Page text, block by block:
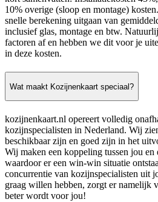
10% overige (sloop en montage)
snelle berekening uitgaan van
inclusief glas, montage en btw.
factoren af en hebben we dit voor je
in deze kosten.
Wat maakt Kozijnenkaart speciaal?
kozijnenkaart.nl opereert volledig
kozijnspecialisten in Nederland. Wij
beschikbaar zijn en goed zijn in het
Wij maken een koppeling tussen jou en
waardoor er een win-win situatie
concurrentie van kozijnspecialisten uit
graag willen hebben, zorgt er namelijk
beter wordt voor jou!